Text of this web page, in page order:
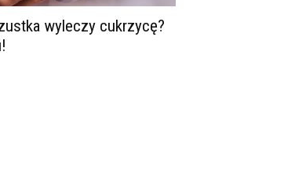
wyleczy cukrzycę?